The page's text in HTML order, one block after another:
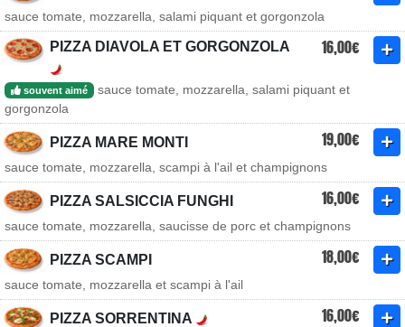
sauce tomate, mozzarella, salami piquant et gorgonzola
PIZZA DIAVOLA ET GORGONZOLA 16,00€
souvent aimé
sauce tomate, mozzarella, salami piquant et
gorgonzola
PIZZA MARE MONTI 19,00€
sauce tomate, mozzarella, scampi à l'ail et champignons
PIZZA SALSICCIA FUNGHI 16,00€
sauce tomate, mozzarella, saucisse de porc et champignons
PIZZA SCAMPI 18,00€
sauce tomate, mozzarella et scampi à l'ail
PIZZA SORRENTINA 16,00€